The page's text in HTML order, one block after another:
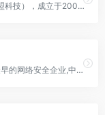
绿盟科技集团股份有限公司（以下简称绿盟科技），成立于2000年4月，总部位于北京。公司于2014年1月29日在深圳证券交易所创业板上市，证券代码：300369。绿盟科技在国内设有50余个分支机构，为政府、金融、运营商、能源、交通、科教文卫等各大行业用户与各类型企业用户，提供全线网络安全产品、全方位安全解决方案和体系化安全运营服务。
天融信创始于1995年,是上市公司中成立最早的网络安全企业,中国第一台商用防火墙的缔造者,已连续25年位居国内防火墙市场占有率第一,面向基础网络/工业互联网/物联网/车联网等全业务场景,融合AI打造出全系列网络安全与智算云产品、服务及综合解决方案体系.第四个“十年”发展期,天融信致力于成为中国领先的网络安全与智算云解决方案提供商.